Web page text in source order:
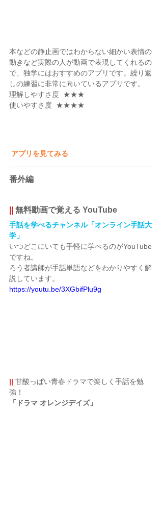
本などの静止画ではわからない細かい表情の
動きなど実際の人が動画で表現してくれるの
で、独学にはおすすめのアプリです。繰り返
しの練習に非常に向いているアプリです。
理解しやすさ度  ★★★
使いやすさ度  ★★★★
アプリを見てみる
番外編
無料動画で覚える YouTube
手話を学べるチャンネル「オンライン手話大
学」
いつどこにいても手軽に学べるのがYouTube
ですね。
ろう者講師が手話単語などをわかりやすく解
説しています。
https://youtu.be/3XGbifPlu9g
|| 甘酸っぱい青春ドラマで楽しく手話を勉
強！
「ドラマ オレンジデイズ」